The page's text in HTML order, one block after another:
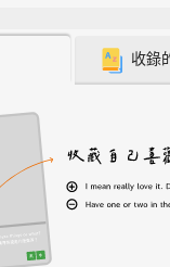
收錄